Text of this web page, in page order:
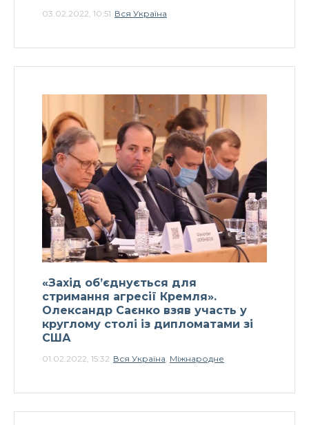
03.02.2022, 10:51 Вся Україна
«Захід об’єднується для
стримання агресії Кремля».
Олександр Саєнко взяв участь у
круглому столі із дипломатами зі
США
01.02.2022, 15:32 Вся Україна, Міжнародне